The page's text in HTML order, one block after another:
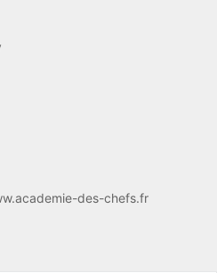
des-chefs.fr